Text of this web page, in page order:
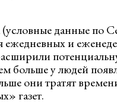
(условные данные по
и
больше у людей
они тратят
газет.